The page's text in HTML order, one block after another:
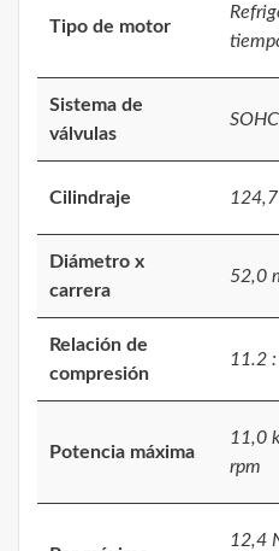
Tipo de motor
Sistema de
válvulas
Cilindraje
Diámetro x
carrera
52,0
Relación de
compresión
11.2 :
Potencia máxima
11,0
rpm
12,4